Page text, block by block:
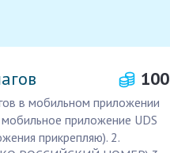
100
в мобильном приложении
приложение UDS
прикрепляю). 2.